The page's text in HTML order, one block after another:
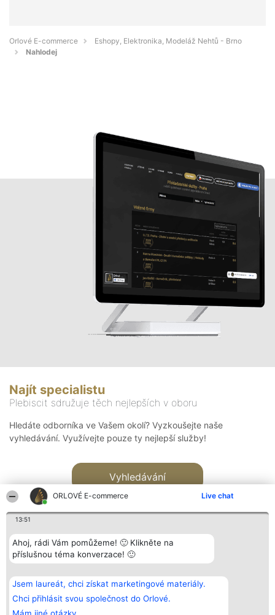
ORLOVÉ E-commerce Live chat
13:51
Ahoj, rádi Vám pomůžeme! 🙂 Klikněte na
příslušnou téma konverzace! 🙂
Jsem laureát, chci získat marketingové materiály.
Chci přihlásit svou společnost do Orlové.
Orlové E-commerce
Eshopy, Elektronika, Modeláž Nehtů - Brno
Nahlodej
Najít specialistu
Plebiscit sdružuje těch nejlepších v oboru
Hledáte odborníka ve Vašem okolí? Vyzkoušejte naše
vyhledávání. Využívejte pouze ty nejlepší služby!
Vyhledávání
Bright Side Solutions sp. z o.
o. sp. k.
ul. Ruska 22
Wrocław 50-079
KRS 0000749100 | Regon
Vítězové
Seznam všech
laureátů
Zásady
Kontakt